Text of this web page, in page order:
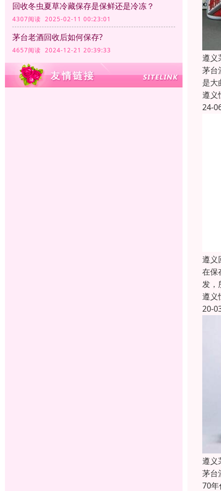
回收冬虫夏草冷藏保存是保鲜还是冷冻？
4307阅读 2025-02-11 00:23:01
茅台老酒回收后如何保存?
4657阅读 2024-12-21 20:39:33
遵义
茅台
是大
遵义
24-
遵义
在保
发，
遵义
20-
遵义
茅台
70